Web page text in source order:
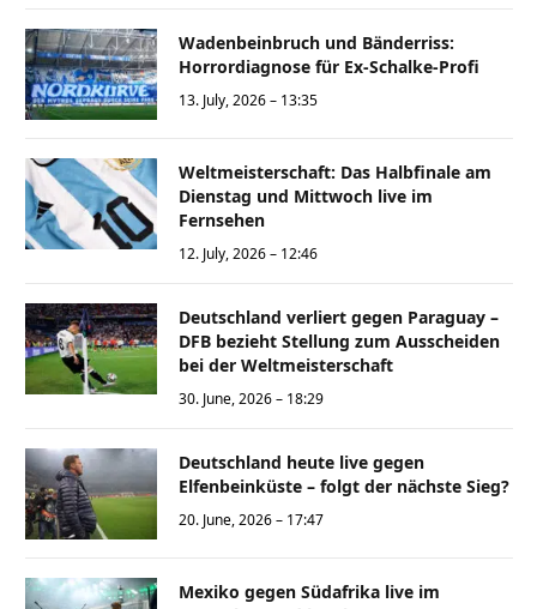
Wadenbeinbruch und Bänderriss:
Horrordiagnose für Ex-Schalke-Profi
13. July, 2026 – 13:35
Weltmeisterschaft: Das Halbfinale am
Dienstag und Mittwoch live im
Fernsehen
12. July, 2026 – 12:46
Deutschland verliert gegen Paraguay –
DFB bezieht Stellung zum Ausscheiden
bei der Weltmeisterschaft
30. June, 2026 – 18:29
Deutschland heute live gegen
Elfenbeinküste – folgt der nächste Sieg?
20. June, 2026 – 17:47
Mexiko gegen Südafrika live im